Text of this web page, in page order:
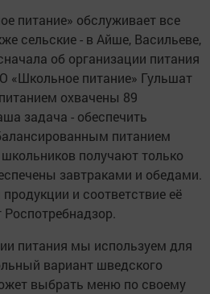
питание» обслуживает все
сельские - в Айше, Васильеве,
об организации питания
«Школьное питание» Гульшат
охвачены 89
задача - обеспечить
питанием
получают только
завтраками и обедами.
и соответствие её
питания мы используем для
вариант шведского
выбрать меню по своему